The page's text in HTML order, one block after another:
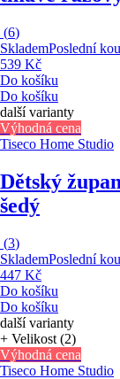
(6)
SklademPoslední
539 Kč
Do košíku
Do košíku
další varianty
Výhodná cena
Tiseco Home Studio
Dětský župan
šedý
(3)
SklademPoslední
447 Kč
Do košíku
Do košíku
další varianty
+ Velikost (2)
Výhodná cena
Tiseco Home Studio